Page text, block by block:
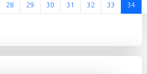
Stranica 34 od 37
28 29 30 31 32 33 34